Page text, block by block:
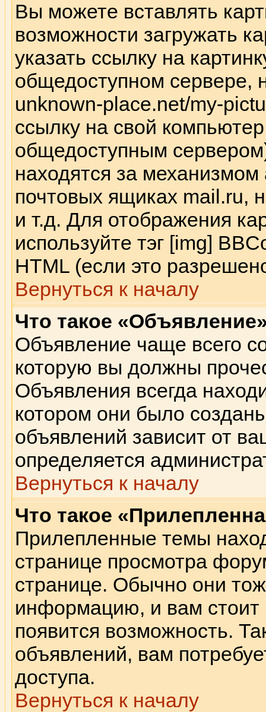
Вы можете вставлять
возможности загружать
указать ссылку на
общедоступном сервере,
unknown-place.net/my-
ссылку на свой
общедоступным
находятся за
почтовых ящиках mail.ru,
и т.д. Для отображения
используйте тэг [img]
HTML (если это
Вернуться к началу
Что такое
Объявление чаще всего
которую вы должны
Объявления всегда
котором они было
объявлений зависит от
определяется
Вернуться к началу
Что такое
Прилепленные темы
странице просмотра
странице. Обычно они
информацию, и вам стоит
появится возможность.
объявлений, вам
доступа.
Вернуться к началу